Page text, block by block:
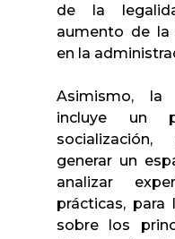
de la
aumento de la
en la
Asimismo, la
incluye un
generar un
analizar
prácticas, para
sobre los